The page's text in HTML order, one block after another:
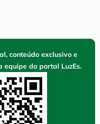
conteúdo exclusivo e
do portal LuzEs.